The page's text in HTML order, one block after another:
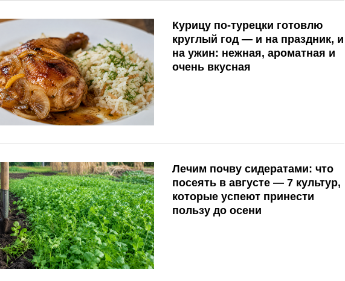
Курицу по-турецки готовлю
круглый год — и на праздник, и
на ужин: нежная, ароматная и
очень вкусная
Лечим почву сидератами: что
посеять в августе — 7 культур,
которые успеют принести
пользу до осени